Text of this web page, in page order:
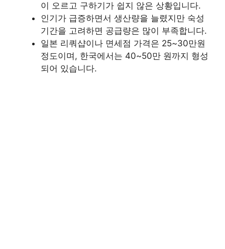
이 오르고 구하기가 쉽지 않은 상황입니다.
인기가 급증하면서 생산량을 늘렸지만 숙성
기간을 고려하면 공급량은 많이 부족합니다.
일본 리쿼샵이나 면세점 가격은 25~30만원
정도이며, 한국에서는 40~50만 원까지 형성
되어 있습니다.